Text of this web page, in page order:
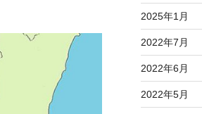
2025年1月
2022年7月
2022年6月
2022年5月